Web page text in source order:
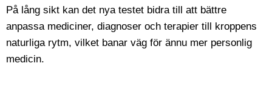
På lång sikt kan det nya testet bidra till att bättre
anpassa mediciner, diagnoser och terapier till kroppens
naturliga rytm, vilket banar väg för ännu mer personlig
medicin.